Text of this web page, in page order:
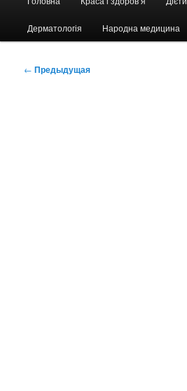
Дерматологія Народна медицина
Навигация
← Предыдущая